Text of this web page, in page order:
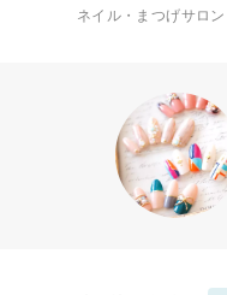
ネイル・まつげサロン